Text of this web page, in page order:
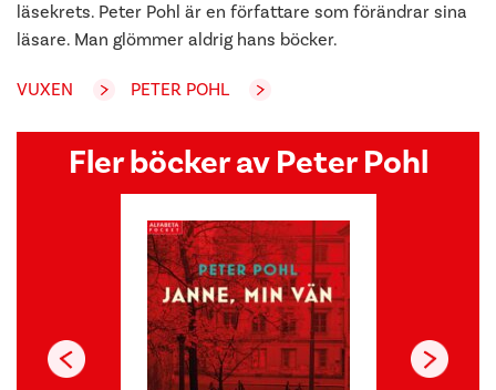
läsekrets. Peter Pohl är en författare som förändrar sina
läsare. Man glömmer aldrig hans böcker.
VUXEN PETER POHL
Fler böcker av Peter Pohl